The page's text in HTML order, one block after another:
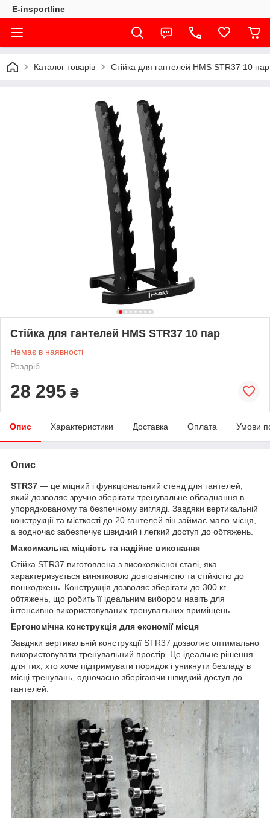
E-insportline
Каталог товарів Стійка для гантелей HMS STR37 10 пар
Стійка для гантелей HMS STR37 10 пар
Немає в наявності
Роздріб
28 295 ₴
Опис Характеристики Доставка Оплата Умови
Опис
STR37 — це міцний і функціональний стенд для гантелей,
який дозволяє зручно зберігати тренувальне обладнання в
упорядкованому та безпечному вигляді. Завдяки вертикальній
конструкції та місткості до 20 гантелей він займає мало місця,
а водночас забезпечує швидкий і легкий доступ до обтяжень.
Максимальна міцність та надійне виконання
Стійка STR37 виготовлена з високоякісної сталі, яка
характеризується винятковою довговічністю та стійкістю до
пошкоджень. Конструкція дозволяє зберігати до 300 кг
обтяжень, що робить її ідеальним вибором навіть для
інтенсивно використовуваних тренувальних приміщень.
Ергономічна конструкція для економії місця
Завдяки вертикальній конструкції STR37 дозволяє оптимально
використовувати тренувальний простір. Це ідеальне рішення
для тих, хто хоче підтримувати порядок і уникнути безладу в
місці тренувань, одночасно зберігаючи швидкий доступ до
гантелей.